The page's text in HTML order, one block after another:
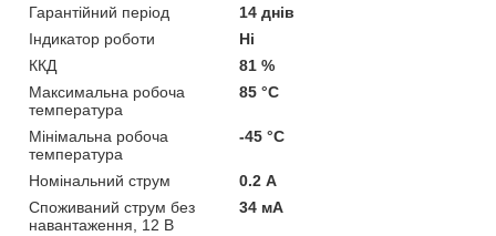
Гарантійний період
14 днів
Індикатор роботи
Ні
ККД
81 %
Максимальна робоча
температура
85 °С
Мінімальна робоча
температура
-45 °С
Номінальний струм
0.2 А
Споживаний струм без
навантаження, 12 В
34 мА